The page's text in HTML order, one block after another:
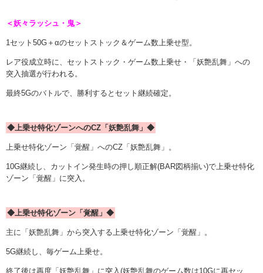
＜妖々ラッシュ・鬼＞
1セット50G＋αのセットストック＆ゲーム数上乗せ型。
レア役成立時に、セットストック・ゲーム数上乗せ・「妖艶乱舞」への
突入抽選が行われる。
最終5Gのバトルで、勝利するとセット継続確定。
◆上乗せ特化ゾーンへのCZ「妖艶乱舞」◆
上乗せ特化ゾーン「覚醒」へのCZ「妖艶乱舞」。
10G継続し、カットイン発生時の押し順正解(BAR図柄揃い)で上乗せ特化
ゾーン「覚醒」に突入。
◆上乗せ特化ゾーン「覚醒」◆
主に「妖艶乱舞」から突入する上乗せ特化ゾーン「覚醒」。
5G継続し、毎ゲーム上乗せ。
終了後は再度「妖艶乱舞」に突入(妖艶乱舞のゲーム数は10Gに再セッ